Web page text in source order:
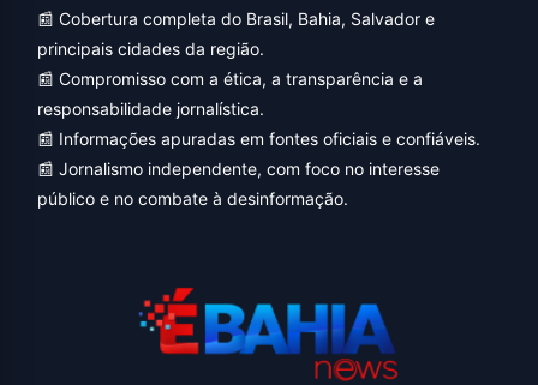
📰 Cobertura completa do Brasil, Bahia, Salvador e
principais cidades da região.
📰 Compromisso com a ética, a transparência e a
responsabilidade jornalística.
📰 Informações apuradas em fontes oficiais e confiáveis.
📰 Jornalismo independente, com foco no interesse
público e no combate à desinformação.